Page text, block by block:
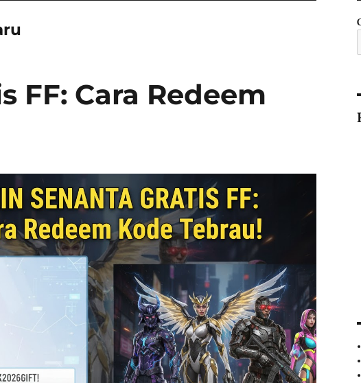
FF: Cara Redeem